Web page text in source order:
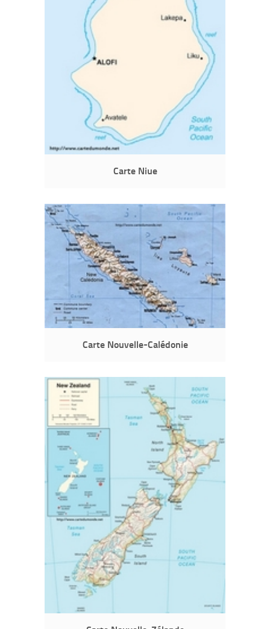
Carte Niue
Carte Nouvelle-Calédonie